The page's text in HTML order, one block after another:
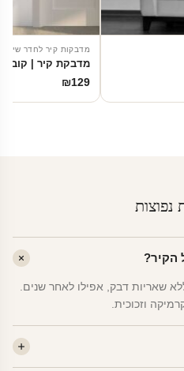
מדבקות קיר לחדר שינה
מדבקת קיר |
₪129
נפוצות
הקיר?
שאריות דבק, אפילו לאחר שנים.
וזכוכית.